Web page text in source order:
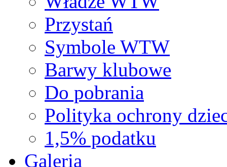
Przystań
Symbole WTW
Barwy klubowe
Do pobrania
Polityka ochrony
1,5% podatku
Galeria